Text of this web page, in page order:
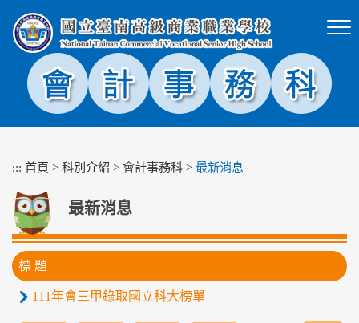
塊
::: 首頁 > 科別介紹 > 會計事務科 > 最新消息
最新消息
標 題
111年會三甲錄取國立科大榜單